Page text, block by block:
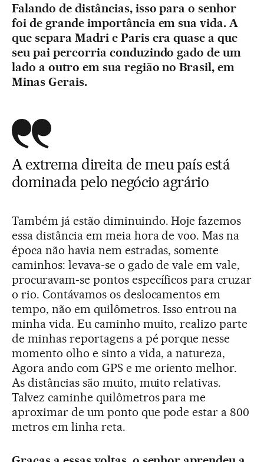
Falando de distâncias, isso para o senhor
foi de grande importância em sua vida. A
que separa Madri e Paris era quase a que
seu pai percorria conduzindo gado de um
lado a outro em sua região no Brasil, em
Minas Gerais.
A extrema direita de meu país está
dominada pelo negócio agrário
Também já estão diminuindo. Hoje fazemos
essa distância em meia hora de voo. Mas na
época não havia nem estradas, somente
caminhos: levava-se o gado de vale em vale,
procuravam-se pontos específicos para cruzar
o rio. Contávamos os deslocamentos em
tempo, não em quilômetros. Isso entrou na
minha vida. Eu caminho muito, realizo parte
de minhas reportagens a pé porque nesse
momento olho e sinto a vida, a natureza,
Agora ando com GPS e me oriento melhor.
As distâncias são muito, muito relativas.
Talvez caminhe quilômetros para me
aproximar de um ponto que pode estar a 800
metros em linha reta.